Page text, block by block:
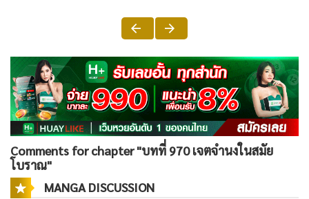
Comments for chapter "บทที่ 970 เจตจำนงในสมัย
โบราณ"
MANGA DISCUSSION